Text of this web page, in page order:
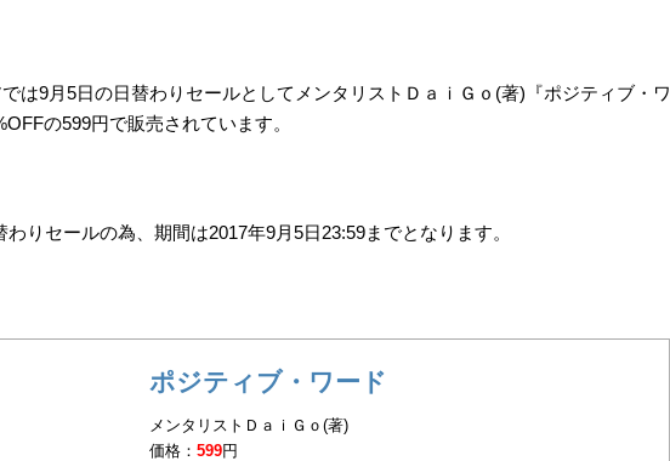
は9月5日の日替わりセールとしてメンタリストＤａｉＧｏ(著)『ポジティブ・ワ
の599円で販売されています。
わりセールの為、期間は2017年9月5日23:59までとなります。
ポジティブ・ワード
メンタリストＤａｉＧｏ(著)
価格：599円